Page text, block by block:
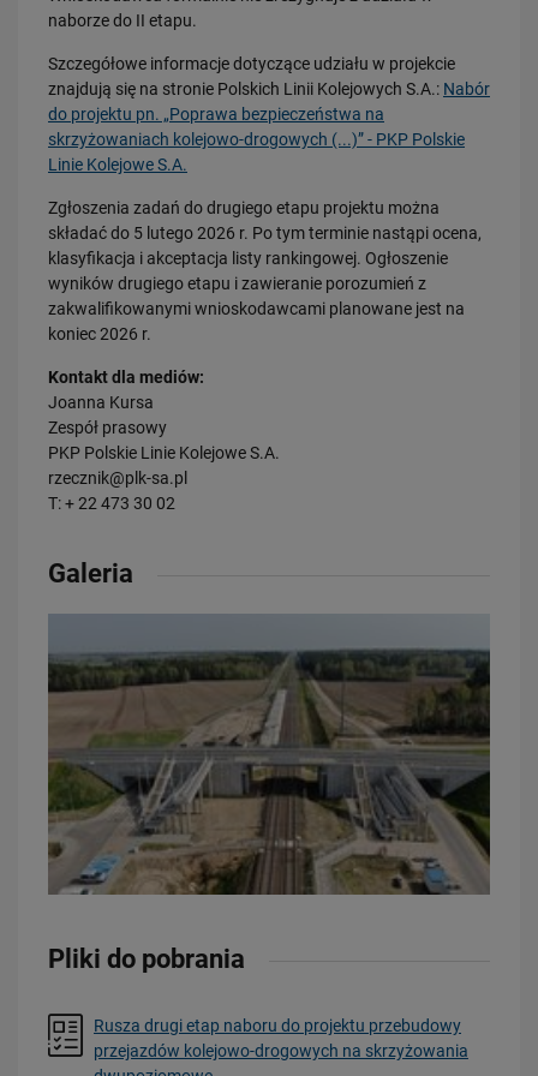
naborze do II etapu.
Szczegółowe informacje dotyczące udziału w projekcie
znajdują się na stronie Polskich Linii Kolejowych S.A.: Nabór
do projektu pn. „Poprawa bezpieczeństwa na
skrzyżowaniach kolejowo-drogowych (...)” - PKP Polskie
Linie Kolejowe S.A.
Zgłoszenia zadań do drugiego etapu projektu można
składać do 5 lutego 2026 r. Po tym terminie nastąpi ocena,
klasyfikacja i akceptacja listy rankingowej. Ogłoszenie
wyników drugiego etapu i zawieranie porozumień z
zakwalifikowanymi wnioskodawcami planowane jest na
koniec 2026 r.
Kontakt dla mediów:
Joanna Kursa
Zespół prasowy
PKP Polskie Linie Kolejowe S.A.
rzecznik@plk-sa.pl
T: + 22 473 30 02
Galeria
Pliki do pobrania
Rusza drugi etap naboru do projektu przebudowy
przejazdów kolejowo-drogowych na skrzyżowania
Wróci ruch pasażerski między Skierniewicami a Czachówkiem - jest
umowa na…
PRZECZYTAJ
21.07.2026
PRZECZYTAJ
20.07.2026
Dwie bezkolizyjne przeprawy przez tory zrewolucjonizują komunikację
w Łodzi
PRZECZYTAJ